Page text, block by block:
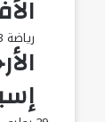
رياضة 23